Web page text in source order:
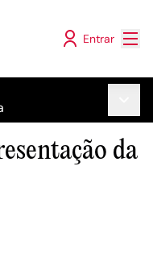
Entrar
da